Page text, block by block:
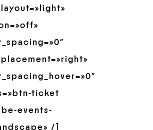
ticket
events-
/]